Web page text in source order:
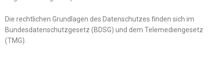
Die rechtlichen Grundlagen des Datenschutzes finden sich im
Bundesdatenschutzgesetz (BDSG) und dem Telemediengesetz
(TMG).